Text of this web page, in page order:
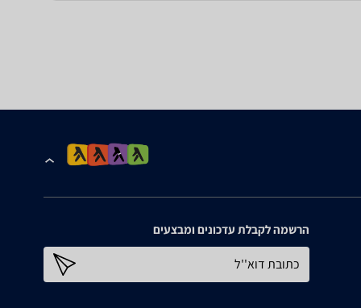
הרשמה לקבלת עדכונים ומבצעים
כתובת דוא''ל